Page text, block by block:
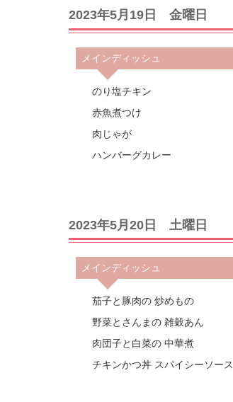
2023年5月19日 金曜日
メインディッシュ
のり塩チキン
赤魚煮つけ
肉じゃが
ハンバーグカレー
2023年5月20日 土曜日
メインディッシュ
茄子と豚肉の 炒めもの
野菜とさんまの 雑穀あん
肉団子と白菜の 中華煮
チキンかつ丼 スパイシーソース